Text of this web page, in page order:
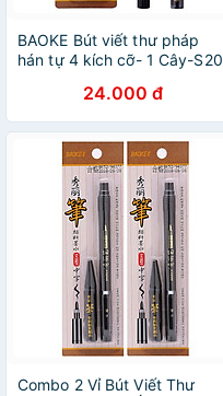
BAOKE Bút viết thư pháp
hán tự 4 kích cỡ- 1 Cây-S20
24.000 đ
Combo 2 Vỉ Bút Viết Thư